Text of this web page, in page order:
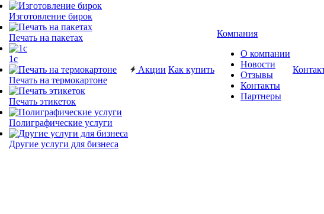
Изготовление бирок
Печать на пакетах
1c
Печать на термокартоне
Печать этикеток
Полиграфические услуги
Другие услуги для бизнеса
Акции Как купить
Компания
О компании
Новости
Отзывы
Контакты
Партнеры